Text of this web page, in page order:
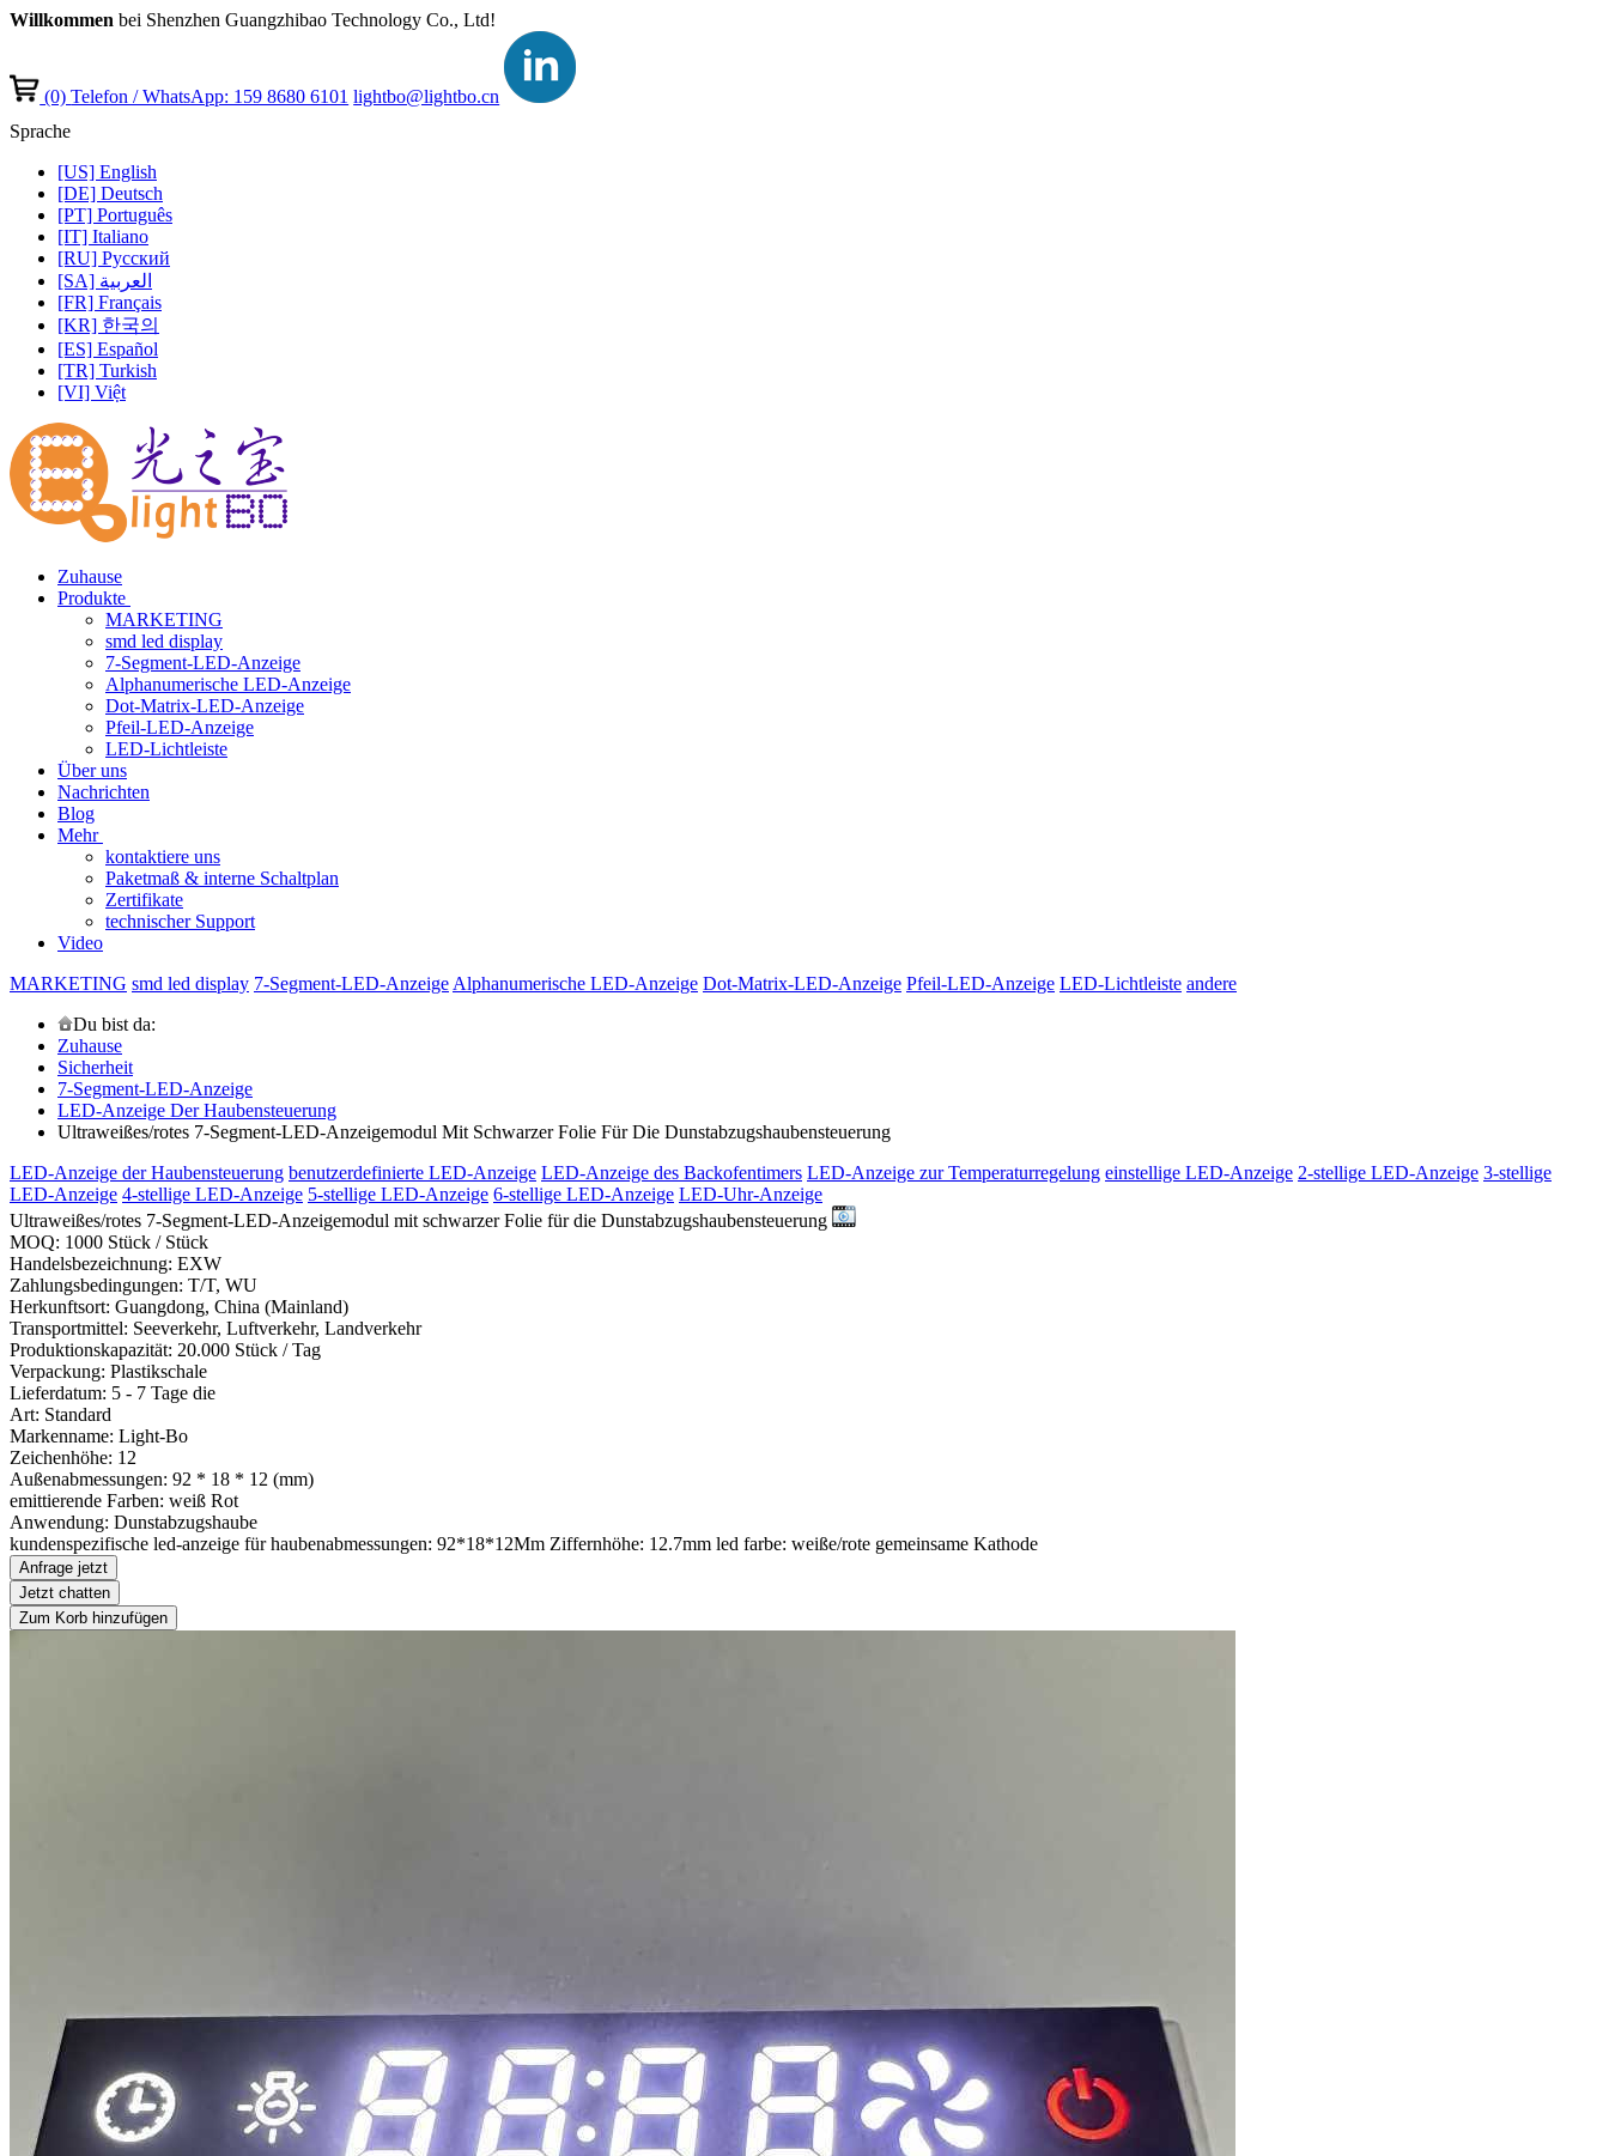
Willkommen bei Shenzhen Guangzhibao Technology Co., Ltd!
(0)Telefon / WhatsApp: 159 8680 6101 lightbo@lightbo.cn
Sprache
[US] English
[DE] Deutsch
[PT] Português
[IT] Italiano
[RU] Pусский
[SA] العربية
[FR] Français
[KR] 한국의
[ES] Español
[TR] Turkish
[VI] Việt
Zuhause
Produkte
MARKETING
smd led display
7-Segment-LED-Anzeige
Alphanumerische LED-Anzeige
Dot-Matrix-LED-Anzeige
Pfeil-LED-Anzeige
LED-Lichtleiste
Über uns
Nachrichten
Blog
Mehr
kontaktiere uns
Paketmaß & interne Schaltplan
Zertifikate
technischer Support
Video
MARKETING smd led display 7-Segment-LED-Anzeige Alphanumerische LED-Anzeige Dot-Matrix-LED-Anzeige Pfeil-LED-Anzeige LED-Lichtleiste andere
Du bist da:
Zuhause
Sicherheit
7-Segment-LED-Anzeige
LED-Anzeige Der Haubensteuerung
Ultraweißes/rotes 7-Segment-LED-Anzeigemodul Mit Schwarzer Folie Für Die Dunstabzugshaubensteuerung
LED-Anzeige der Haubensteuerung benutzerdefinierte LED-Anzeige LED-Anzeige des Backofentimers LED-Anzeige zur Temperaturregelung einstellige LED-Anzeige 2-stellige LED-Anzeige 3-stellige
LED-Anzeige 4-stellige LED-Anzeige 5-stellige LED-Anzeige 6-stellige LED-Anzeige LED-Uhr-Anzeige
Ultraweißes/rotes 7-Segment-LED-Anzeigemodul mit schwarzer Folie für die Dunstabzugshaubensteuerung
MOQ: 1000 Stück / Stück
Handelsbezeichnung: EXW
Zahlungsbedingungen: T/T, WU
Herkunftsort: Guangdong, China (Mainland)
Transportmittel: Seeverkehr, Luftverkehr, Landverkehr
Produktionskapazität: 20.000 Stück / Tag
Verpackung: Plastikschale
Lieferdatum: 5 - 7 Tage die
Art: Standard
Markenname: Light-Bo
Zeichenhöhe: 12
Außenabmessungen: 92 * 18 * 12 (mm)
emittierende Farben: weiß Rot
Anwendung: Dunstabzugshaube
kundenspezifische led-anzeige für haubenabmessungen: 92*18*12Mm Ziffernhöhe: 12.7mm led farbe: weiße/rote gemeinsame Kathode
Anfrage jetzt
Jetzt chatten
Zum Korb hinzufügen